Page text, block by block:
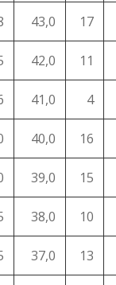
43,0 17
42,0 11
41,0 4
40,0 16
39,0 15
38,0 10
37,0 13